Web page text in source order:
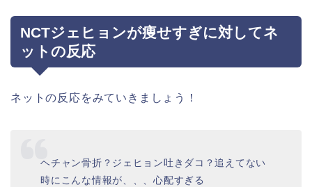
NCTジェヒョンが痩せすぎに対してネ
ットの反応
ネットの反応をみていきましょう！
ヘチャン骨折？ジェヒョン吐きダコ？追えてない
時にこんな情報が、、、心配すぎる